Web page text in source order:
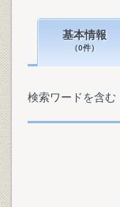
基本情報
（0件）
検索ワードを含む